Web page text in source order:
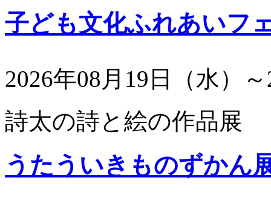
子ども文化ふれあいフ
2026年08月19日（水）
詩太の詩と絵の作品展
うたういきものずかん